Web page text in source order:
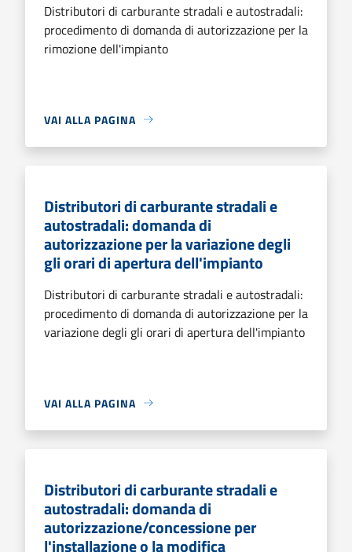
Distributori di carburante stradali e autostradali:
procedimento di domanda di autorizzazione per la
rimozione dell'impianto
VAI ALLA PAGINA
Distributori di carburante stradali e
autostradali: domanda di
autorizzazione per la variazione degli
gli orari di apertura dell'impianto
Distributori di carburante stradali e autostradali:
procedimento di domanda di autorizzazione per la
variazione degli gli orari di apertura dell'impianto
VAI ALLA PAGINA
Distributori di carburante stradali e
autostradali: domanda di
autorizzazione/concessione per
l'installazione o la modifica